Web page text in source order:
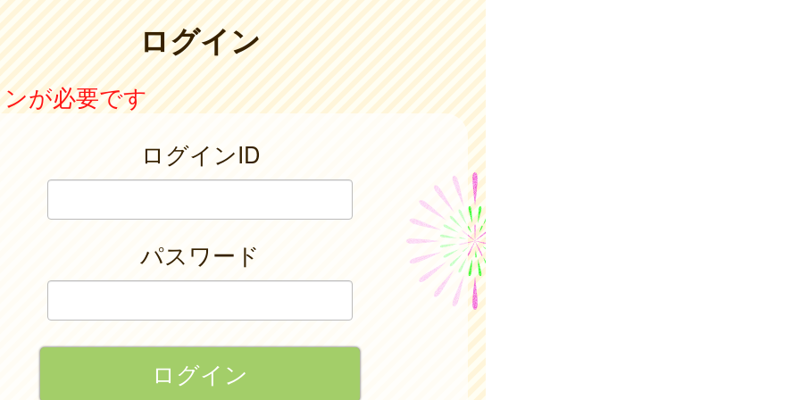
ログイン
が必要です
ログインID
パスワード